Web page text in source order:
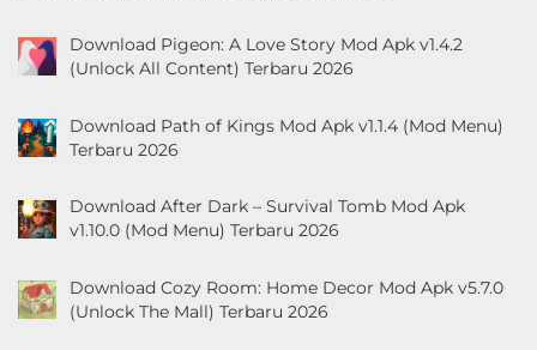
Download Pigeon: A Love Story Mod Apk v1.4.2
(Unlock All Content) Terbaru 2026
Download Path of Kings Mod Apk v1.1.4 (Mod Menu)
Terbaru 2026
Download After Dark – Survival Tomb Mod Apk
v1.10.0 (Mod Menu) Terbaru 2026
Download Cozy Room: Home Decor Mod Apk v5.7.0
(Unlock The Mall) Terbaru 2026